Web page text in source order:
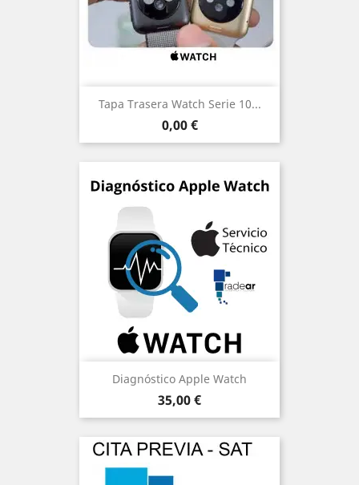
Tapa Trasera Watch Serie 10...
Precio
0,00 €
Diagnóstico Apple Watch
Precio
35,00 €